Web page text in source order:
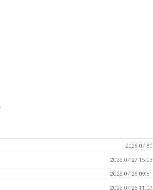
2026-07-30
2026-07-27 15:03
2026-07-26 09:51
2026-07-25 11:07